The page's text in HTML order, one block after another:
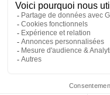
Le choix de la qualité
Le Comité Scientifique Audilab
Nos partenaires
On parle de nous